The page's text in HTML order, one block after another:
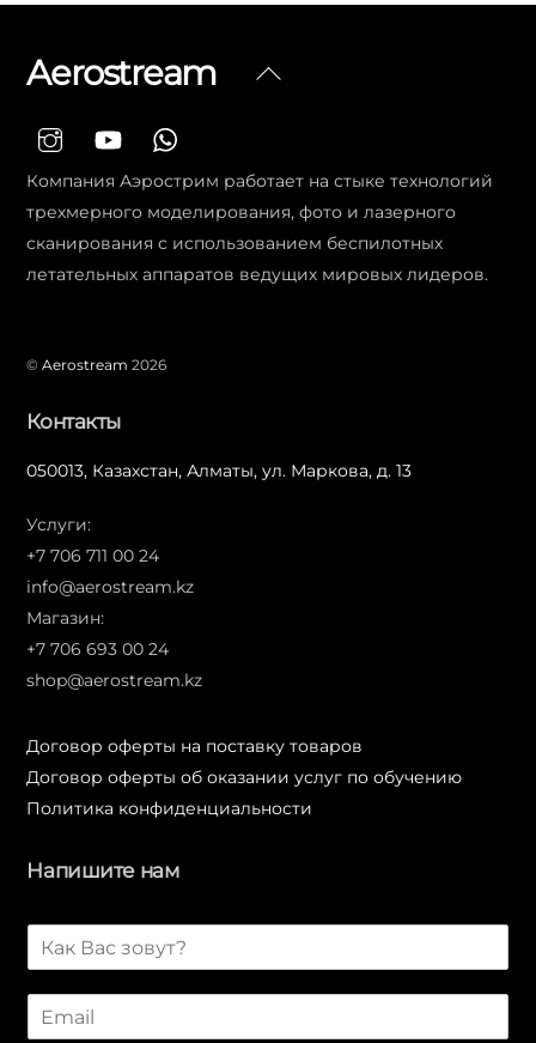
Вернуться
Aerostream
Компания Аэрострим работает на стыке технологий
трехмерного моделирования, фото и лазерного
сканирования с использованием беспилотных
летательных аппаратов ведущих мировых лидеров.
©Aerostream 2026
Контакты
050013, Казахстан, Алматы, ул. Маркова, д. 13
Услуги:
+7 706 711 00 24
info@aerostream.kz
Магазин:
+7 706 693 00 24
shop@aerostream.kz
Договор оферты на поставку товаров
Договор оферты об оказании услуг по обучению
Политика конфиденциальности
Напишите нам
m